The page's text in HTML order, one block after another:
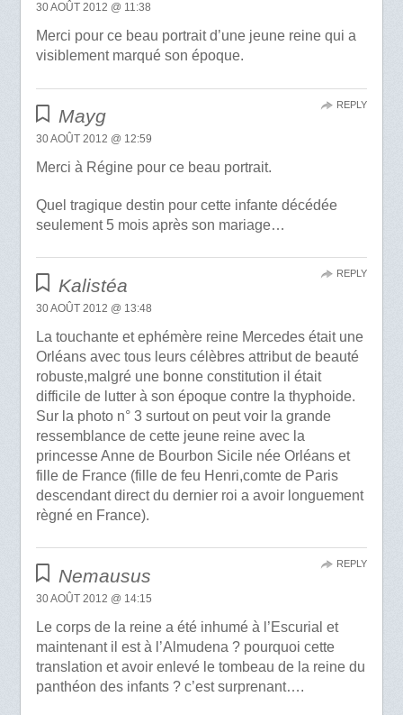
30 AOÛT 2012 @ 11:38
Merci pour ce beau portrait d’une jeune reine qui a
visiblement marqué son époque.
Mayg
30 AOÛT 2012 @ 12:59
Merci à Régine pour ce beau portrait.
Quel tragique destin pour cette infante décédée
seulement 5 mois après son mariage…
REPLY
Kalistéa
30 AOÛT 2012 @ 13:48
La touchante et ephémère reine Mercedes était une
Orléans avec tous leurs célèbres attribut de beauté
robuste,malgré une bonne constitution il était
difficile de lutter à son époque contre la thyphoide.
Sur la photo n° 3 surtout on peut voir la grande
ressemblance de cette jeune reine avec la
princesse Anne de Bourbon Sicile née Orléans et
fille de France (fille de feu Henri,comte de Paris
descendant direct du dernier roi a avoir longuement
règné en France).
REPLY
Nemausus
30 AOÛT 2012 @ 14:15
Le corps de la reine a été inhumé à l’Escurial et
maintenant il est à l’Almudena ? pourquoi cette
translation et avoir enlevé le tombeau de la reine du
panthéon des infants ? c’est surprenant….
REPLY